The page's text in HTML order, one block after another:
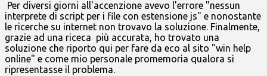
Per diversi giorni all'accenzione avevo l'errore "nessun
interprete di script per i file con estensione js" e nonostante
le ricerche su internet non trovavo la soluzione. Finalmente,
grazie ad una riceca più accurata, ho trovato una
soluzione che riporto qui per fare da eco al sito "win help
online" e come mio personale promemoria qualora si
ripresentasse il problema.